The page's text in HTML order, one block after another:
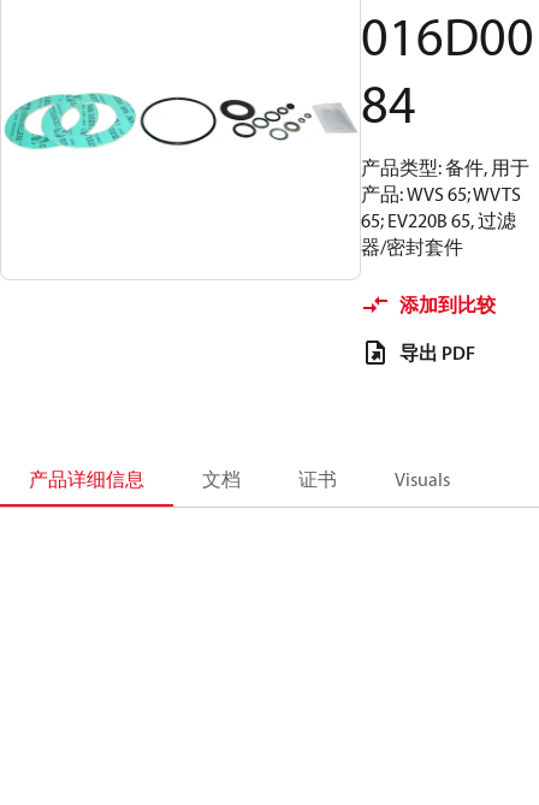
016D00
84
产品类型: 备件, 用于
产品: WVS 65; WVTS
65; EV220B 65, 过滤
器/密封套件
添加到比较
导出 PDF
产品详细信息 文档 证书 Visuals